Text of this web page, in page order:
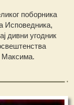
поборника
Исповедника,
дивни угодник
Максима.